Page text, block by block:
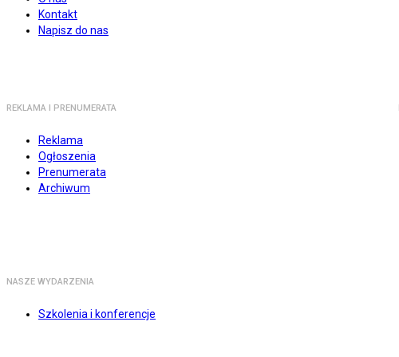
Kontakt
Napisz do nas
REKLAMA I PRENUMERATA
Reklama
Ogłoszenia
Prenumerata
Archiwum
NASZE WYDARZENIA
Szkolenia i konferencje